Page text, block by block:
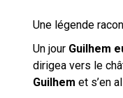
Une légende
Un jour Guilhem
dirigea vers le
Guilhem et s’en